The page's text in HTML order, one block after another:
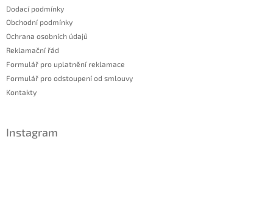
Dodací podmínky
Obchodní podmínky
Ochrana osobních údajů
Reklamační řád
Formulář pro uplatnění reklamace
Formulář pro odstoupení od smlouvy
Kontakty
Instagram